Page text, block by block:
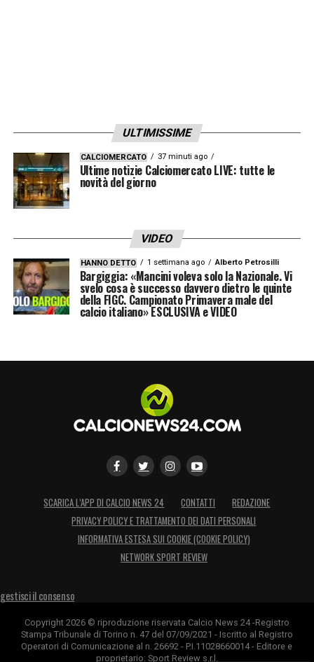
squadra. Un isolamento totale e
inequivocabile all’interno dell’ambiente, che
ha fatto da preludio al probabile e imminente
addio definitivo.
LA PLAYLIST DELLE NOSTRE TOP NEWS
ULTIMISSIME
CALCIOMERCATO 37 minuti ago
Ultime notizie Calciomercato LIVE: tutte le
novità del giorno
VIDEO
HANNO DETTO 1 settimana ago Alberto Petrosilli
Bargiggia: «Mancini voleva solo la Nazionale. Vi
svelo cosa è successo davvero dietro le quinte
della FIGC. Campionato Primavera male del
calcio italiano» ESCLUSIVA e VIDEO
SCARICA L’APP DI CALCIO NEWS 24 CONTATTI
REDAZIONE
PRIVACY POLICY E TRATTAMENTO DEI DATI PERSONALI
INFORMATIVA ESTESA SUI COOKIE (COOKIE POLICY)
NETWORK SPORT REVIEW
gestisci il consenso
Copyright 2026 © riproduzione riservata Calcio News 24 -Registro
Stampa Tribunale di Torino n. 47 del 07/09/2021 - Iscritto al Registro
Operatori di Comunicazione al n. 26692 - P.I.11028660014 - Editore e
proprietario: Sport Review s.r.l.